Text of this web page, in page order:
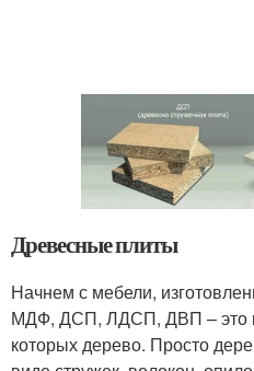
Древесные плиты
Начнем с мебели,
МДФ, ДСП, ЛДСП, ДВП – это
которых дерево. Просто